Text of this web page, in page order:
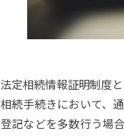
法定相続情報証明制度
相続手続きにおいて、
登記などを多数行う場